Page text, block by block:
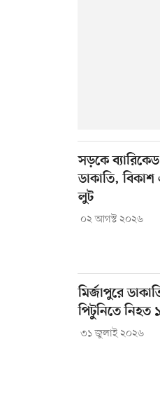
সড়কে ব্যারিকেড
ডাকাতি,
লুট
০২ আগস্ট ২০২৬
মির্জাপুরে
পিটুনিতে নিহত ১
৩১ জুলাই ২০২৬